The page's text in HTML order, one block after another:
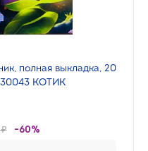
полная выкладка, 20
КОТИК
₽ -60%